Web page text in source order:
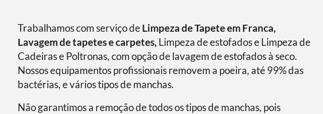
Trabalhamos com serviço de Limpeza de Tapete em Franca,
Lavagem de tapetes e carpetes, Limpeza de estofados e Limpeza de
Cadeiras e Poltronas, com opção de lavagem de estofados à seco.
Nossos equipamentos profissionais removem a poeira, até 99% das
bactérias, e vários tipos de manchas.
Não garantimos a remoção de todos os tipos de manchas, pois